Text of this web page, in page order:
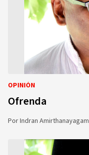
OPINIÓN
Ofrenda
PorIndran Amirthanayagam